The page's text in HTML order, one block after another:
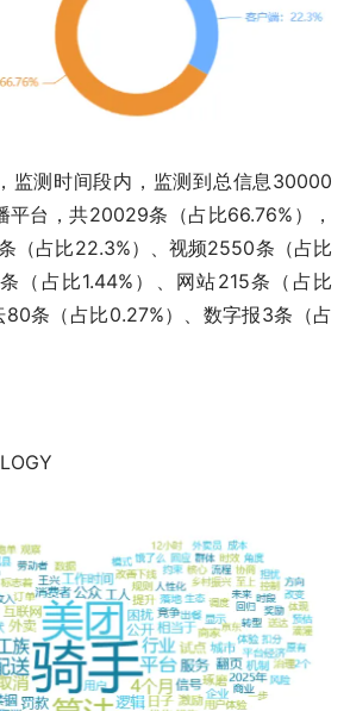
监测时间段内，监测到总信息30000
平台，共20029条（占比66.76%），
（占比22.3%）、视频2550条（占比
（占比1.44%）、网站215条（占比
80条（占比0.27%）、数字报3条（占